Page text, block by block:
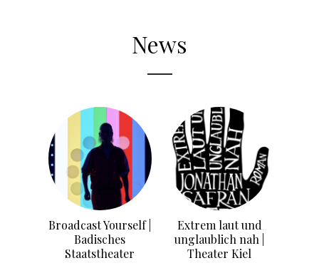
News
Broadcast Yourself |
Badisches
Staatstheater
Extrem laut und
unglaublich nah |
Theater Kiel